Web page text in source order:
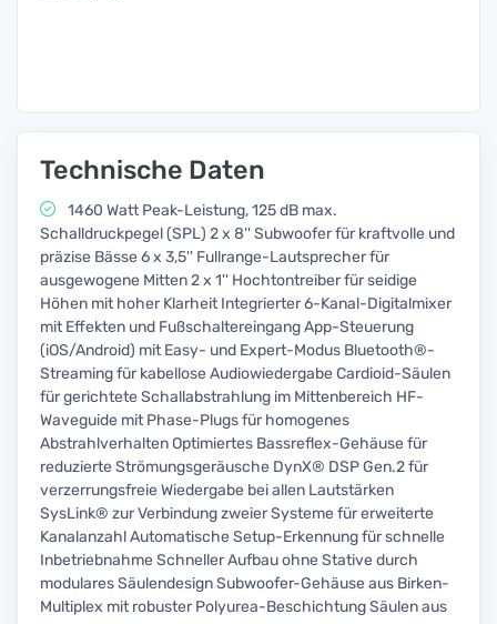
Technische Daten
1460 Watt Peak-Leistung, 125 dB max.
Schalldruckpegel (SPL) 2 x 8'' Subwoofer für kraftvolle und
präzise Bässe 6 x 3,5'' Fullrange-Lautsprecher für
ausgewogene Mitten 2 x 1'' Hochtontreiber für seidige
Höhen mit hoher Klarheit Integrierter 6-Kanal-Digitalmixer
mit Effekten und Fußschaltereingang App-Steuerung
(iOS/Android) mit Easy- und Expert-Modus Bluetooth®-
Streaming für kabellose Audiowiedergabe Cardioid-Säulen
für gerichtete Schallabstrahlung im Mittenbereich HF-
Waveguide mit Phase-Plugs für homogenes
Abstrahlverhalten Optimiertes Bassreflex-Gehäuse für
reduzierte Strömungsgeräusche DynX® DSP Gen.2 für
verzerrungsfreie Wiedergabe bei allen Lautstärken
SysLink® zur Verbindung zweier Systeme für erweiterte
Kanalanzahl Automatische Setup-Erkennung für schnelle
Inbetriebnahme Schneller Aufbau ohne Stative durch
modulares Säulendesign Subwoofer-Gehäuse aus Birken-
Multiplex mit robuster Polyurea-Beschichtung Säulen aus